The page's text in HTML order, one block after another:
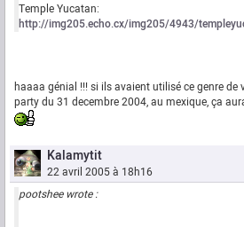
Temple Yucatan:
http://img205.echo.cx/img205/4943/
haaaa génial !!! si ils avaient utilisé ce genre de
party du 31 decembre 2004, au mexique, ça
Kalamytit
22 avril 2005 à 18h16
pootshee wrote :